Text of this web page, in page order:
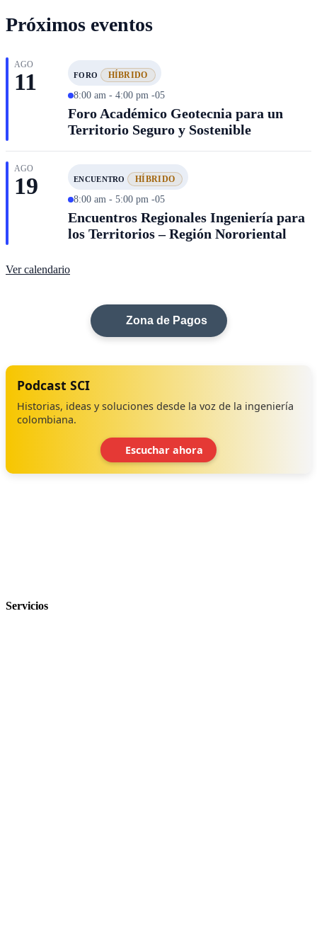
Próximos eventos
AGO
11 FORO HÍBRIDO
8:00 am - 4:00 pm -05
Foro Académico Geotecnia para un
Territorio Seguro y Sostenible
AGO
19 ENCUENTRO HÍBRIDO
8:00 am - 5:00 pm -05
Encuentros Regionales Ingeniería para
los Territorios – Región Nororiental
Ver calendario
Zona de Pagos
Podcast SCI
Historias, ideas y soluciones desde la voz de la ingeniería
colombiana.
Escuchar ahora
Servicios